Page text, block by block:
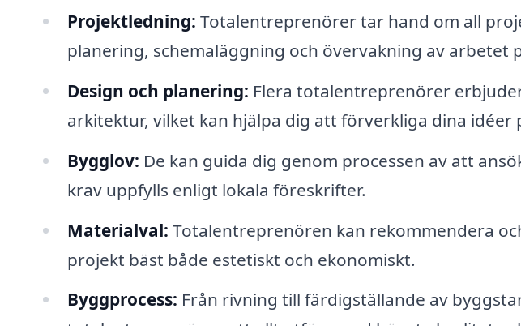
Projektledning: Totalentreprenörer tar hand om all
planering, schemaläggning och övervakning av arbetet
Design och planering: Flera totalentreprenörer
arkitektur, vilket kan hjälpa dig att förverkliga dina idéer
Bygglov: De kan guida dig genom processen av att
krav uppfylls enligt lokala föreskrifter.
Materialval: Totalentreprenören kan rekommendera
projekt bäst både estetiskt och ekonomiskt.
Byggprocess: Från rivning till färdigställande av